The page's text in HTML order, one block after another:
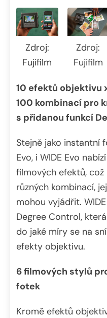
Zdroj:
Fujifilm
Zdroj:
Fujifilm
10 efektů objektivu
100 kombinací pro
s přidanou funkcí
Stejně jako instantní
Evo, i WIDE Evo
filmových efektů,
různých kombinací,
mohou vyjádřit.
Degree Control,
do jaké míry se na
efekty objektivu.
6 filmových stylů
fotek
Kromě efektů